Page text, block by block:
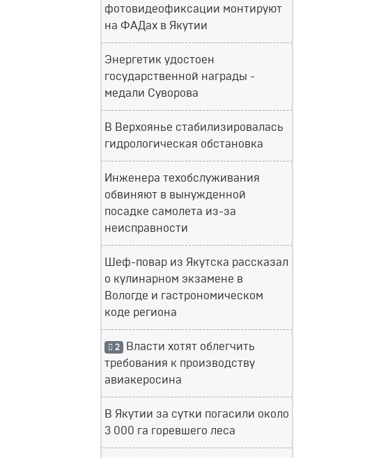
фотовидеофиксации монтируют
на ФАДах в Якутии
Энергетик удостоен
государственной награды -
медали Суворова
В Верхоянье стабилизировалась
гидрологическая обстановка
Инженера техобслуживания
обвиняют в вынужденной
посадке самолета из-за
неисправности
Шеф-повар из Якутска рассказал
о кулинарном экзамене в
Вологде и гастрономическом
коде региона
2 Власти хотят облегчить
требования к производству
авиакеросина
В Якутии за сутки погасили около
3 000 га горевшего леса